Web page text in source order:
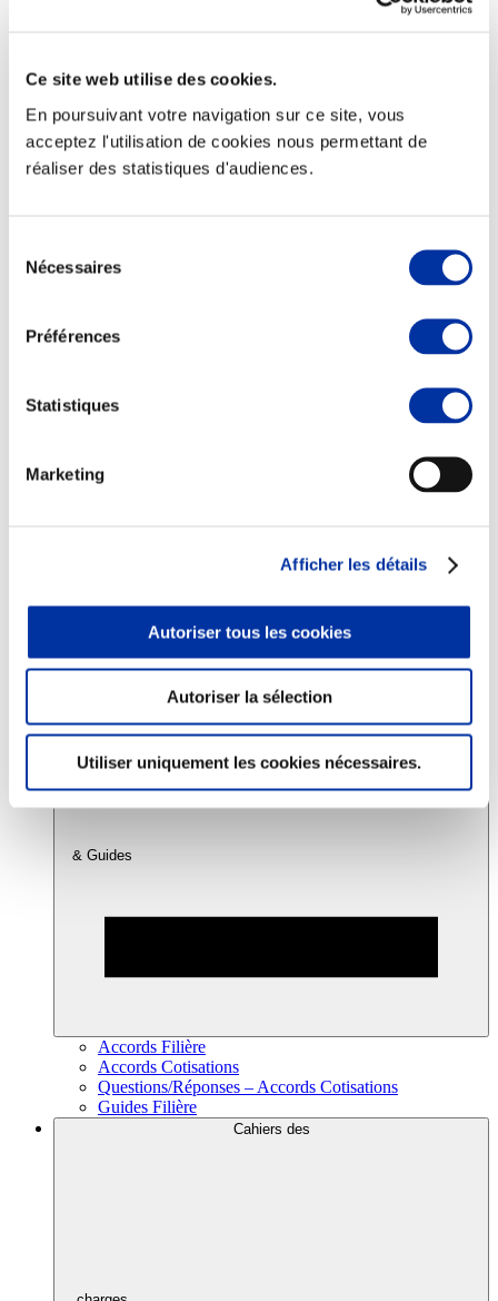
Ce site web utilise des cookies.
En poursuivant votre navigation sur ce site, vous
acceptez l'utilisation de cookies nous permettant de
réaliser des statistiques d'audiences.
Nécessaires
Préférences
Statistiques
Marketing
Afficher les détails
Autoriser tous les cookies
Autoriser la sélection
Utiliser uniquement les cookies nécessaires.
Elevage
Transport – mise en marché
Abattoir
Partenaire Climat
Viandes et santé
Juste rémunération et attractivité des métiers
Info-veille scientifique
Sources d’information
Accords
& Guides
Accords Filière
Accords Cotisations
Questions/Réponses – Accords Cotisations
Guides Filière
Cahiers des